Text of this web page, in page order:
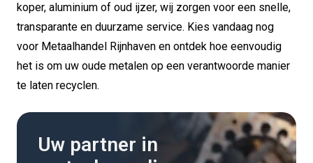
koper, aluminium of oud ijzer, wij zorgen voor een snelle,
transparante en duurzame service. Kies vandaag nog
voor Metaalhandel Rijnhaven en ontdek hoe eenvoudig
het is om uw oude metalen op een verantwoorde manier
te laten recyclen.
Uw partner in